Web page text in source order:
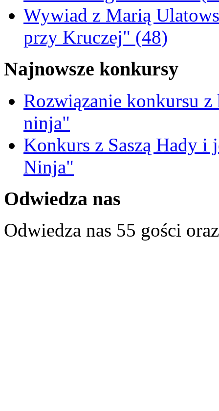
Wywiad z Marią
przy Kruczej" (48)
Najnowsze konkursy
Rozwiązanie konkursu
ninja"
Konkurs z Saszą Hady i
Ninja"
Odwiedza nas
Odwiedza nas 55 gości